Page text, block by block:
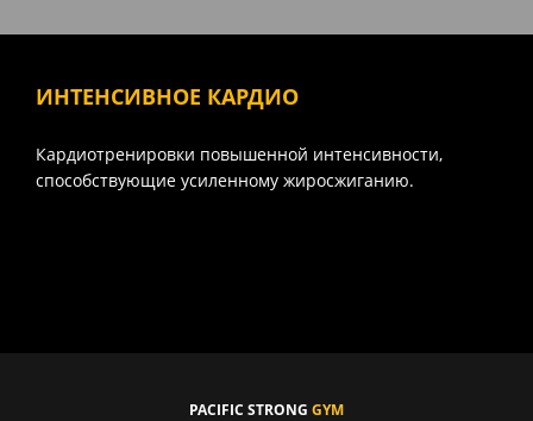
ИНТЕНСИВНОЕ КАРДИО
Кардиотренировки повышенной интенсивности,
способствующие усиленному жиросжиганию.
PACIFIC STRONG GYM